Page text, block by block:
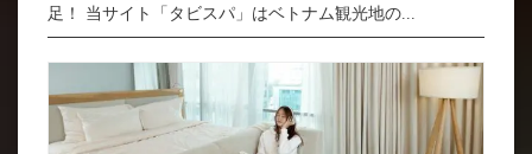
足！ 当サイト「タビスパ」はベトナム観光地の...